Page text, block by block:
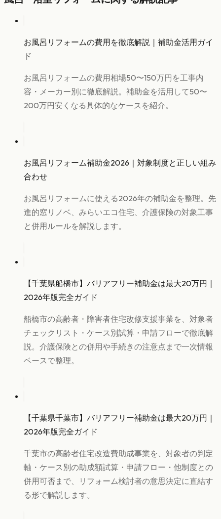
お風呂リフォームの費用を徹底解説｜補助金活用ガイ
ド
お風呂リフォームの費用相場50〜150万円を工事内
容・メーカー別に徹底解説。補助金を活用して50〜
200万円安くなる具体的なケースを紹介。
お風呂リフォーム補助金2026｜対象制度と正しい組み
合わせ
お風呂リフォームに使える2026年の補助金を整理。先
進的窓リノベ、みらいエコ住宅、介護保険の対象工事
と併用ルールを解説します。
【千葉県船橋市】バリアフリー補助金は最大20万円｜
2026年版完全ガイド
船橋市の高齢者・障害者住宅改修支援事業を、対象者
チェックリスト・ケース別試算・申請フローで徹底解
説。介護保険との併用や手続きの注意点まで一次情報
ベースで整理。
【千葉県千葉市】バリアフリー補助金は最大20万円｜
2026年版完全ガイド
千葉市の高齢者住宅改造費助成事業を、対象者の判定
軸・ケース別の助成額試算・申請フロー・他制度との
併用可否まで、リフォーム検討者の意思決定に直結す
る形で解説します。